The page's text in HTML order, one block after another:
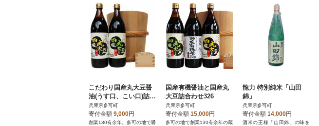
こだわり国産丸大豆醤
油(うす口、こい口)詰め
合わせ 703
兵庫県多可町
寄付金額 9,000円
創業130有余年。多可の地で醤
国産有機醤油と国産丸
大豆詰合わせ326
兵庫県多可町
寄付金額 15,000円
多可の地で創業130有余年の蔵
龍力 特別純米「山田
錦」
兵庫県多可町
寄付金額 14,000円
酒米の王様「山田錦」の味を